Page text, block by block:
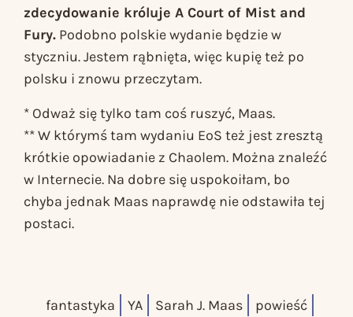
zdecydowanie króluje A Court of Mist and
Fury. Podobno polskie wydanie będzie w
styczniu. Jestem rąbnięta, więc kupię też po
polsku i znowu przeczytam.
* Odważ się tylko tam coś ruszyć, Maas.
** W którymś tam wydaniu EoS też jest zresztą
krótkie opowiadanie z Chaolem. Można znaleźć
w Internecie. Na dobre się uspokoiłam, bo
chyba jednak Maas naprawdę nie odstawiła tej
postaci.
fantastyka YA Sarah J. Maas
powieść